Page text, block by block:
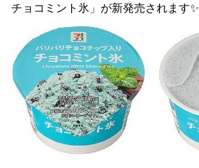
チョコミント氷」が新発売されます✨